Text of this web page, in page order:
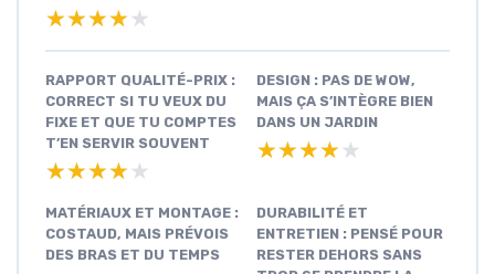
★★★★★
★★★★★
RAPPORT QUALITÉ-PRIX :
CORRECT SI TU VEUX DU
FIXE ET QUE TU COMPTES
T’EN SERVIR SOUVENT
★★★★★
★★★★★
DESIGN : PAS DE WOW,
MAIS ÇA S’INTÈGRE BIEN
DANS UN JARDIN
★★★★★
★★★★★
MATÉRIAUX ET MONTAGE :
COSTAUD, MAIS PRÉVOIS
DES BRAS ET DU TEMPS
DURABILITÉ ET
ENTRETIEN : PENSÉ POUR
RESTER DEHORS SANS